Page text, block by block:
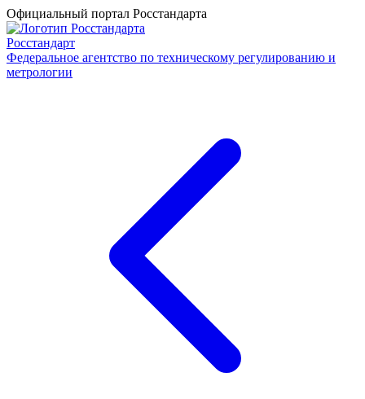
Официальный портал Росстандарта
Росстандарт
Федеральное агентство по техническому регулированию и
метрологии